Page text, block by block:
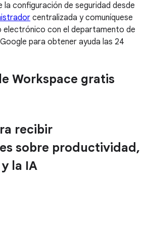
configuración de seguridad desde
centralizada y comuníquese
con el departamento de
para obtener ayuda las 24
Workspace gratis
recibir
sobre productividad,
la IA